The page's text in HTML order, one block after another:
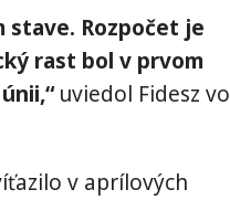
stave. Rozpočet je
rast bol v prvom
uviedol Fidesz vo
v aprílových